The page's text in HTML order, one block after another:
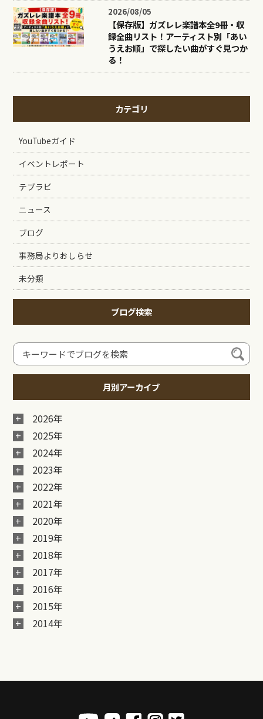
2026/08/05
【保存版】ガズレレ楽譜本全9冊・収
録全曲リスト！アーティスト別「あい
うえお順」で探したい曲がすぐ見つか
る！
カテゴリ
YouTubeガイド
イベントレポート
テブラビ
ニュース
ブログ
事務局よりおしらせ
未分類
ブログ検索
月別アーカイブ
2026年
2025年
2024年
2023年
2022年
2021年
2020年
2019年
2018年
2017年
2016年
2015年
2014年